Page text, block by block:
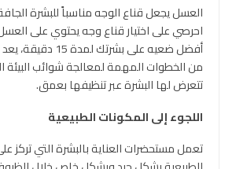
العسل يجعل قناع الوجه مناسباً للبشرة
احرصي على اختيار قناع وجه يحتوي على
أفضل ضعيه على بشرتك
من الخطوات المهمة لمعالجة شوائب البيئة
تتعرض لها البشرة عبر تنظيفها بعمق.
اللجوء إلى المكونات الطبيعية
تعمل مستحضرات العناية بالبشرة التي تركز